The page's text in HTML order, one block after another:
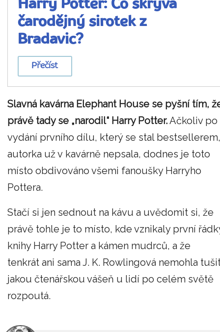
Harry Potter: Co skrývá
čarodějný sirotek z
Bradavic?
Přečíst
Slavná kavárna Elephant House se pyšní tím,
právě tady se „narodil“ Harry Potter.Ačkoliv po
vydání prvního dílu, který se stal bestsellerem,
autorka už v kavárně nepsala, dodnes je toto
místo obdivováno všemi fanoušky Harryho
Pottera.
Stačí si jen sednout na kávu a uvědomit si, že
právě tohle je to místo, kde vznikaly první
knihy Harry Potter a kámen mudrců, a že
tenkrát ani sama J. K. Rowlingová nemohla
jakou čtenářskou vášeň u lidí po celém světě
rozpoutá.